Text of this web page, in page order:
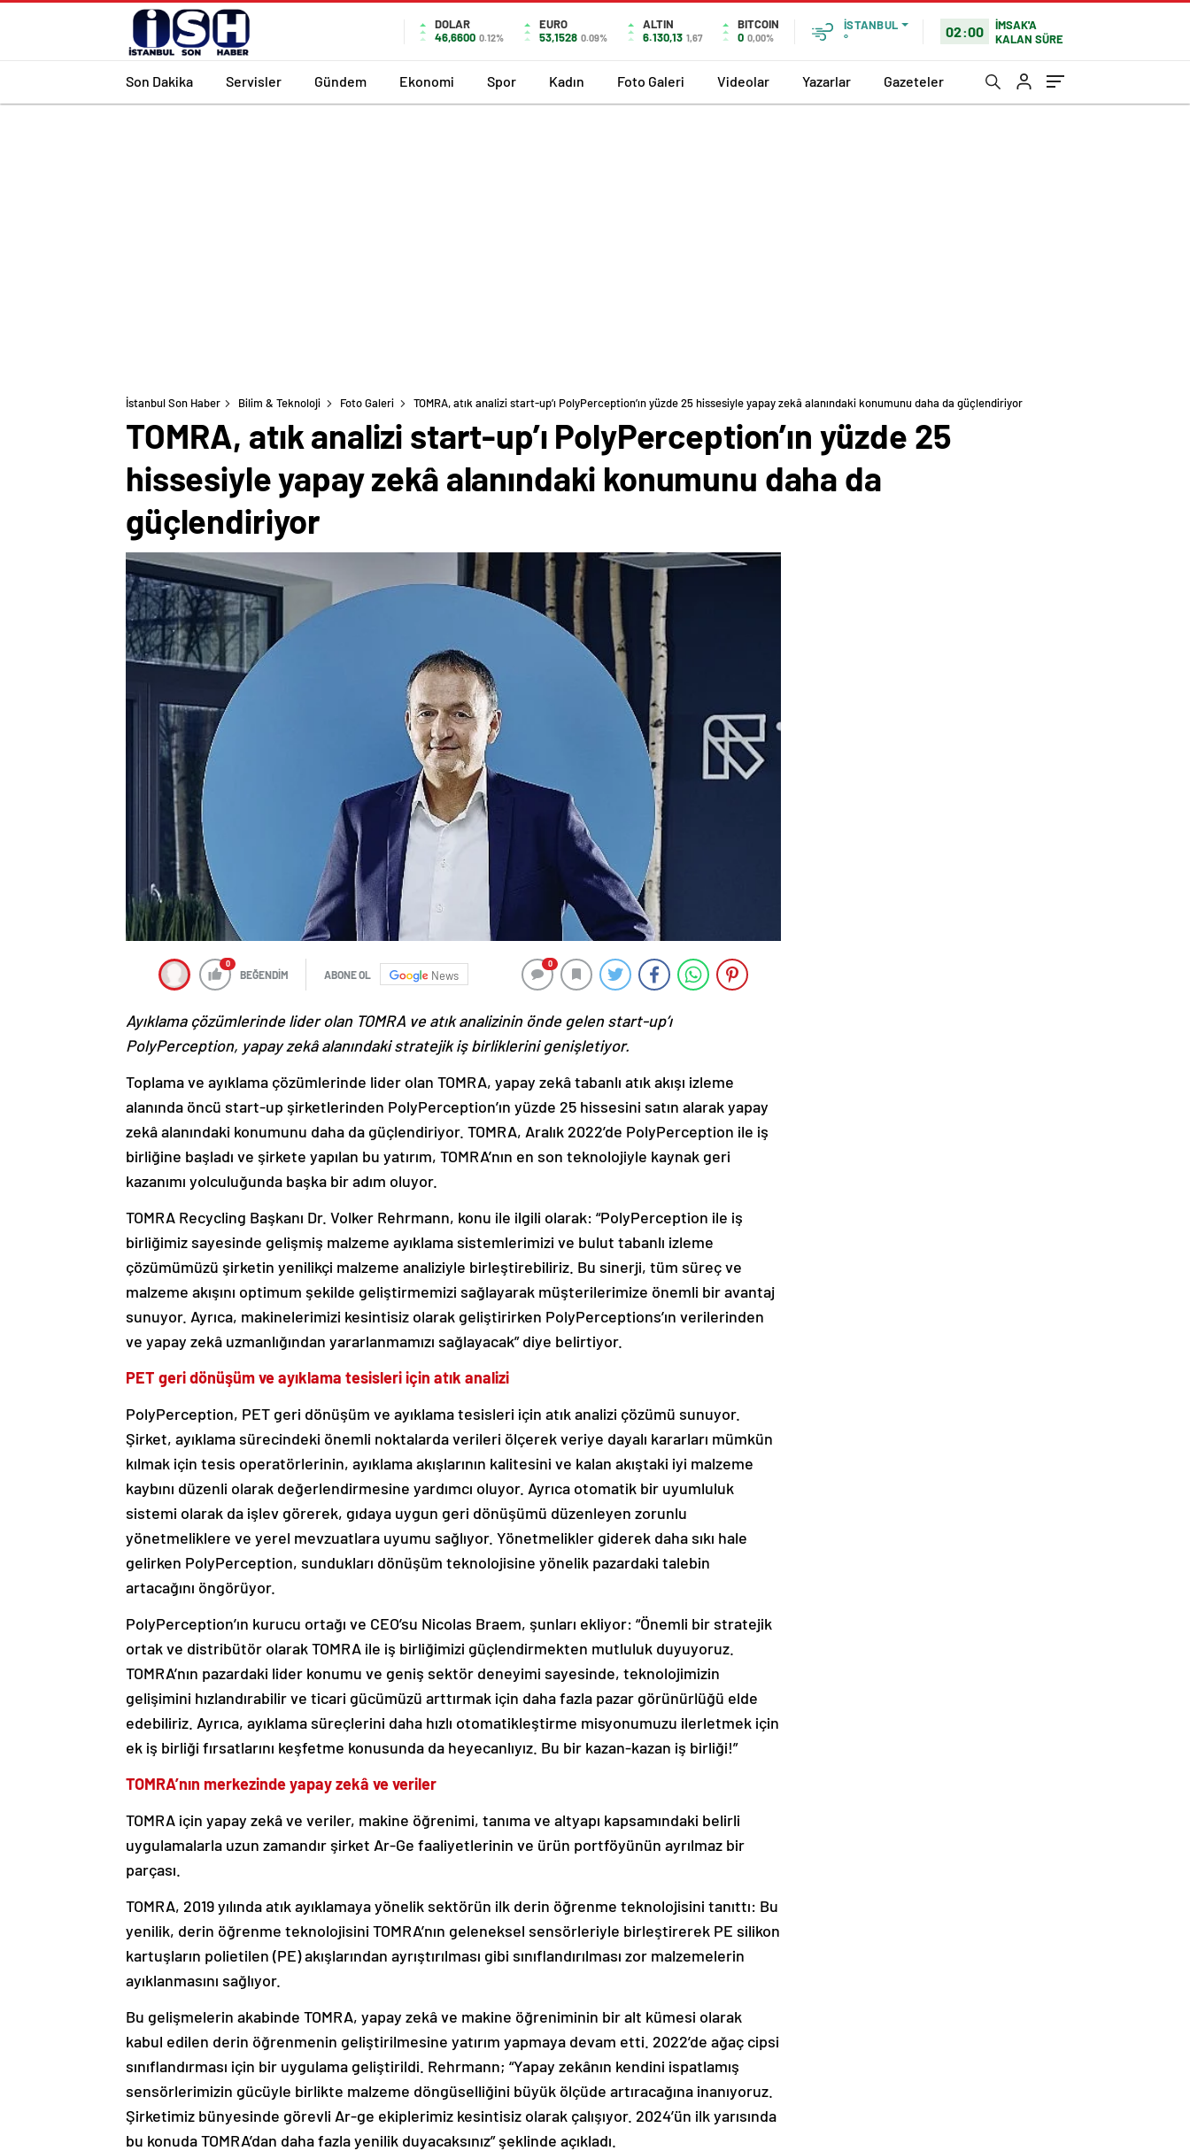
DOLAR
46,6600 0.12%
EURO
53,1528 0.09%
ALTIN
6.130,13 1,67
BITCOIN
0 0,00%
İSTANBUL
°
02:00
İMSAK'A
KALAN SÜRE
Son Dakika Servisler Gündem Ekonomi Spor Kadın Foto Galeri Videolar Yazarlar Gazeteler
İstanbul Son Haber Bilim & Teknoloji Foto Galeri TOMRA, atık analizi start-up’ı PolyPerception’ın yüzde 25 hissesiyle yapay zekâ alanındaki konumunu daha da güçlendiriyor
TOMRA, atık analizi start-up’ı PolyPerception’ın yüzde 25
hissesiyle yapay zekâ alanındaki konumunu daha da
güçlendiriyor
0
BEĞENDİM ABONE OL News
0
Ayıklama çözümlerinde lider olan TOMRA ve atık analizinin önde gelen start-up’ı
PolyPerception, yapay zekâ alanındaki stratejik iş birliklerini genişletiyor.
Toplama ve ayıklama çözümlerinde lider olan TOMRA, yapay zekâ tabanlı atık akışı izleme
alanında öncü start-up şirketlerinden PolyPerception’ın yüzde 25 hissesini satın alarak yapay
zekâ alanındaki konumunu daha da güçlendiriyor. TOMRA, Aralık 2022’de PolyPerception ile iş
birliğine başladı ve şirkete yapılan bu yatırım, TOMRA’nın en son teknolojiyle kaynak geri
kazanımı yolculuğunda başka bir adım oluyor.
TOMRA Recycling Başkanı Dr. Volker Rehrmann, konu ile ilgili olarak: “PolyPerception ile iş
birliğimiz sayesinde gelişmiş malzeme ayıklama sistemlerimizi ve bulut tabanlı izleme
çözümümüzü şirketin yenilikçi malzeme analiziyle birleştirebiliriz. Bu sinerji, tüm süreç ve
malzeme akışını optimum şekilde geliştirmemizi sağlayarak müşterilerimize önemli bir avantaj
sunuyor. Ayrıca, makinelerimizi kesintisiz olarak geliştirirken PolyPerceptions’ın verilerinden
ve yapay zekâ uzmanlığından yararlanmamızı sağlayacak” diye belirtiyor.
PET geri dönüşüm ve ayıklama tesisleri için atık analizi
PolyPerception, PET geri dönüşüm ve ayıklama tesisleri için atık analizi çözümü sunuyor.
Şirket, ayıklama sürecindeki önemli noktalarda verileri ölçerek veriye dayalı kararları mümkün
kılmak için tesis operatörlerinin, ayıklama akışlarının kalitesini ve kalan akıştaki iyi malzeme
kaybını düzenli olarak değerlendirmesine yardımcı oluyor. Ayrıca otomatik bir uyumluluk
sistemi olarak da işlev görerek, gıdaya uygun geri dönüşümü düzenleyen zorunlu
yönetmeliklere ve yerel mevzuatlara uyumu sağlıyor. Yönetmelikler giderek daha sıkı hale
gelirken PolyPerception, sundukları dönüşüm teknolojisine yönelik pazardaki talebin
artacağını öngörüyor.
PolyPerception’ın kurucu ortağı ve CEO’su Nicolas Braem, şunları ekliyor: “Önemli bir stratejik
ortak ve distribütör olarak TOMRA ile iş birliğimizi güçlendirmekten mutluluk duyuyoruz.
TOMRA’nın pazardaki lider konumu ve geniş sektör deneyimi sayesinde, teknolojimizin
gelişimini hızlandırabilir ve ticari gücümüzü arttırmak için daha fazla pazar görünürlüğü elde
edebiliriz. Ayrıca, ayıklama süreçlerini daha hızlı otomatikleştirme misyonumuzu ilerletmek için
ek iş birliği fırsatlarını keşfetme konusunda da heyecanlıyız. Bu bir kazan-kazan iş birliği!”
TOMRA’nın merkezinde yapay zekâ ve veriler
TOMRA için yapay zekâ ve veriler, makine öğrenimi, tanıma ve altyapı kapsamındaki belirli
uygulamalarla uzun zamandır şirket Ar-Ge faaliyetlerinin ve ürün portföyünün ayrılmaz bir
parçası.
TOMRA, 2019 yılında atık ayıklamaya yönelik sektörün ilk derin öğrenme teknolojisini tanıttı: Bu
yenilik, derin öğrenme teknolojisini TOMRA’nın geleneksel sensörleriyle birleştirerek PE silikon
kartuşların polietilen (PE) akışlarından ayrıştırılması gibi sınıflandırılması zor malzemelerin
ayıklanmasını sağlıyor.
Bu gelişmelerin akabinde TOMRA, yapay zekâ ve makine öğreniminin bir alt kümesi olarak
kabul edilen derin öğrenmenin geliştirilmesine yatırım yapmaya devam etti. 2022’de ağaç cipsi
sınıflandırması için bir uygulama geliştirildi. Rehrmann; “Yapay zekânın kendini ispatlamış
sensörlerimizin gücüyle birlikte malzeme döngüselliğini büyük ölçüde artıracağına inanıyoruz.
Şirketimiz bünyesinde görevli Ar-ge ekiplerimiz kesintisiz olarak çalışıyor. 2024’ün ilk yarısında
bu konuda TOMRA’dan daha fazla yenilik duyacaksınız” şeklinde açıkladı.